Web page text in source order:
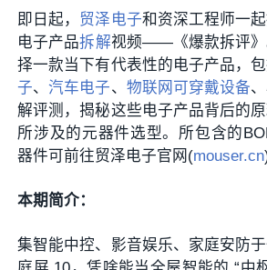
即日起， 贸泽电子和资深工程师一
电子产品拆解视频——《爆款拆评》
择一款当下有代表性的电子产品，
子、汽车电子、 物联网 可穿戴设备
解评测，揭秘这些电子产品背后的原
所涉及的元器件选型。所包含的
器件可前往贸泽电子官网(mouser.cn
本期简介：
集智能中控、影音娱乐、家庭安防